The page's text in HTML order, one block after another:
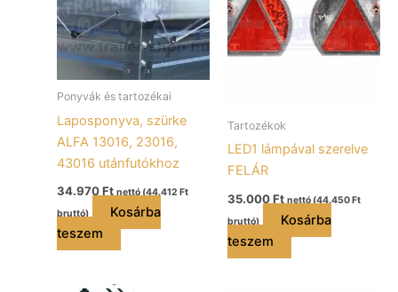
Ponyvák és tartozékai
Laposponyva, szürke
ALFA 13016, 23016,
43016 utánfutókhoz
34.970Ft nettó (44.412 Ft
bruttó)
Kosárba
teszem
Tartozékok
LED1 lámpával szerelve
FELÁR
35.000Ft nettó (44.450Ft
bruttó)
Kosárba
teszem